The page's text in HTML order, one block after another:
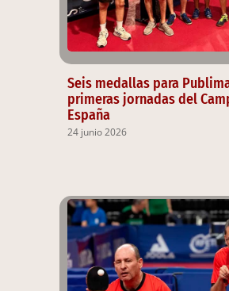
Seis medallas para
primeras jornadas del
España
24 junio 2026